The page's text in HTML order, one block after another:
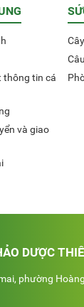
thông tin cá
và giao
DƯỢC
phường